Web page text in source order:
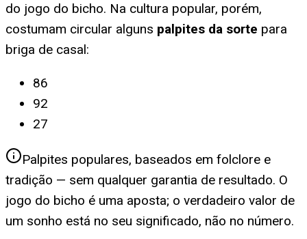
do jogo do bicho. Na cultura popular, porém,
costumam circular alguns palpites da sorte para
briga de casal:
86
92
27
Palpites populares, baseados em folclore e
tradição — sem qualquer garantia de resultado. O
jogo do bicho é uma aposta; o verdadeiro valor de
um sonho está no seu significado, não no número.